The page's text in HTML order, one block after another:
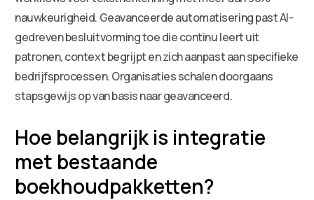
nauwkeurigheid. Geavanceerde automatisering past AI-
gedreven besluitvorming toe die continu leert uit
patronen, context begrijpt en zich aanpast aan specifieke
bedrijfsprocessen. Organisaties schalen doorgaans
stapsgewijs op van basis naar geavanceerd.
Hoe belangrijk is integratie
met bestaande
boekhoudpakketten?